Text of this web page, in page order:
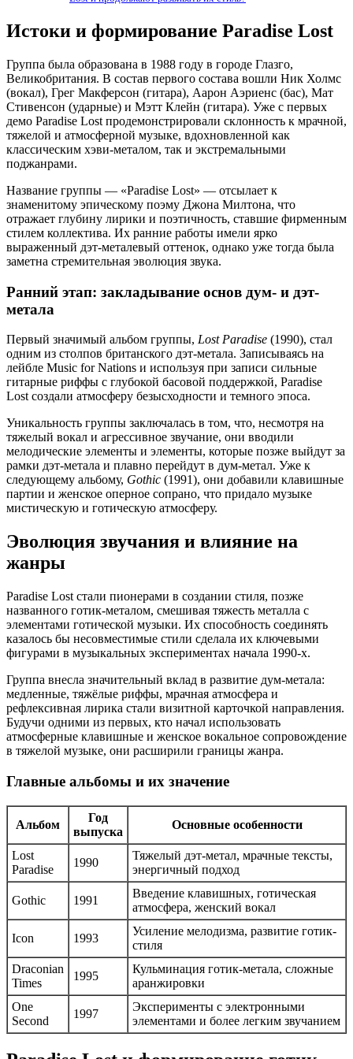
Истоки и формирование Paradise Lost
Группа была образована в 1988 году в городе Глазго,
Великобритания. В состав первого состава вошли Ник Холмс
(вокал), Грег Макферсон (гитара), Аарон Аэриенс (бас), Мат
Стивенсон (ударные) и Мэтт Клейн (гитара). Уже с первых
демо Paradise Lost продемонстрировали склонность к мрачной,
тяжелой и атмосферной музыке, вдохновленной как
классическим хэви-металом, так и экстремальными
поджанрами.
Название группы — «Paradise Lost» — отсылает к
знаменитому эпическому поэму Джона Милтона, что
отражает глубину лирики и поэтичность, ставшие фирменным
стилем коллектива. Их ранние работы имели ярко
выраженный дэт-металевый оттенок, однако уже тогда была
заметна стремительная эволюция звука.
Ранний этап: закладывание основ дум- и дэт-
метала
Первый значимый альбом группы, Lost Paradise (1990), стал
одним из столпов британского дэт-метала. Записываясь на
лейбле Music for Nations и используя при записи сильные
гитарные риффы с глубокой басовой поддержкой, Paradise
Lost создали атмосферу безысходности и темного эпоса.
Уникальность группы заключалась в том, что, несмотря на
тяжелый вокал и агрессивное звучание, они вводили
мелодические элементы и элементы, которые позже выйдут за
рамки дэт-метала и плавно перейдут в дум-метал. Уже к
следующему альбому, Gothic (1991), они добавили клавишные
партии и женское оперное сопрано, что придало музыке
мистическую и готическую атмосферу.
Эволюция звучания и влияние на
жанры
Paradise Lost стали пионерами в создании стиля, позже
названного готик-металом, смешивая тяжесть металла с
элементами готической музыки. Их способность соединять
казалось бы несовместимые стили сделала их ключевыми
фигурами в музыкальных экспериментах начала 1990-х.
Группа внесла значительный вклад в развитие дум-метала:
медленные, тяжёлые риффы, мрачная атмосфера и
рефлексивная лирика стали визитной карточкой направления.
Будучи одними из первых, кто начал использовать
атмосферные клавишные и женское вокальное сопровождение
в тяжелой музыке, они расширили границы жанра.
Главные альбомы и их значение
Альбом
Год
выпуска
Основные особенности
Lost
Paradise
1990
Тяжелый дэт-метал, мрачные тексты,
энергичный подход
Gothic 1991
Введение клавишных, готическая
атмосфера, женский вокал
Icon 1993
Усиление мелодизма, развитие готик-
стиля
Draconian
Times
1995
Кульминация готик-метала, сложные
аранжировки
One
Second
1997
Эксперименты с электронными
элементами и более легким звучанием